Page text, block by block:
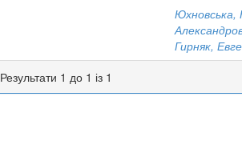
Юхновська,
Гирняк,
Результати 1 до 1 із 1